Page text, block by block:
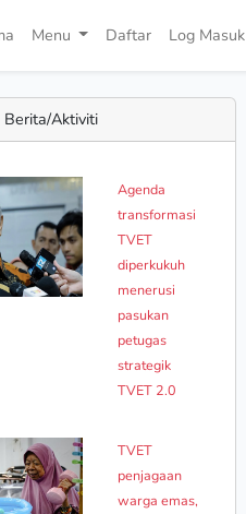
Menu Daftar Log Masuk
Berita/Aktiviti
Agenda
transformasi
TVET
diperkukuh
menerusi
pasukan
petugas
strategik
TVET 2.0
TVET
penjagaan
warga emas,